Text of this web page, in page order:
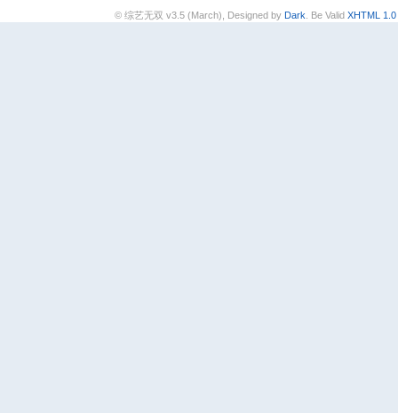
© 综艺无双 v3.5 (March), Designed by Dark . Be Valid XHTML